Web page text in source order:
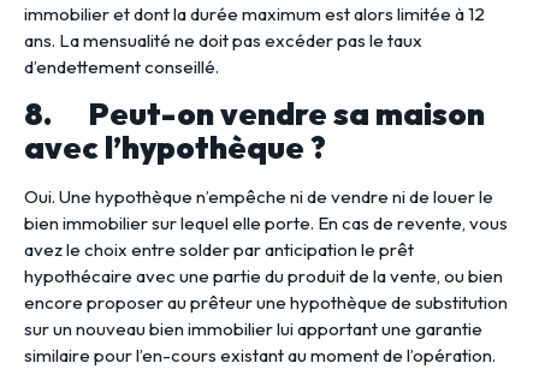
immobilier et dont la durée maximum est alors limitée à 12
ans. La mensualité ne doit pas excéder pas le taux
d’endettement conseillé.
8. Peut-on vendre sa maison
avec l’hypothèque ?
Oui. Une hypothèque n’empêche ni de vendre ni de louer le
bien immobilier sur lequel elle porte. En cas de revente, vous
avez le choix entre solder par anticipation le prêt
hypothécaire avec une partie du produit de la vente, ou bien
encore proposer au prêteur une hypothèque de substitution
sur un nouveau bien immobilier lui apportant une garantie
similaire pour l’en-cours existant au moment de l’opération.